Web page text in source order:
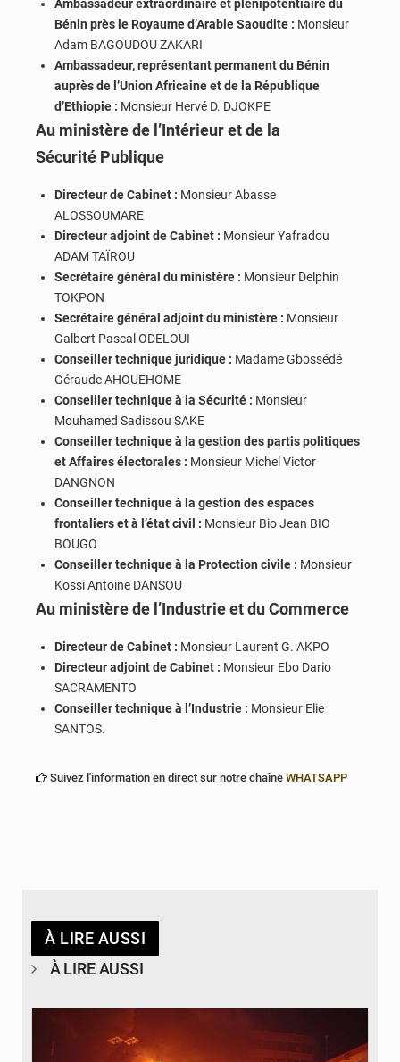
Ambassadeur extraordinaire et plénipotentiaire du
Bénin près le Royaume d’Arabie Saoudite : Monsieur
Adam BAGOUDOU ZAKARI
Ambassadeur, représentant permanent du Bénin
auprès de l’Union Africaine et de la République
d’Ethiopie : Monsieur Hervé D. DJOKPE
Au ministère de l’Intérieur et de la
Sécurité Publique
Directeur de Cabinet : Monsieur Abasse
ALOSSOUMARE
Directeur adjoint de Cabinet : Monsieur Yafradou
ADAM TAÏROU
Secrétaire général du ministère : Monsieur Delphin
TOKPON
Secrétaire général adjoint du ministère : Monsieur
Galbert Pascal ODELOUI
Conseiller technique juridique : Madame Gbossédé
Géraude AHOUEHOME
Conseiller technique à la Sécurité : Monsieur
Mouhamed Sadissou SAKE
Conseiller technique à la gestion des partis politiques
et Affaires électorales : Monsieur Michel Victor
DANGNON
Conseiller technique à la gestion des espaces
frontaliers et à l’état civil : Monsieur Bio Jean BIO
BOUGO
Conseiller technique à la Protection civile : Monsieur
Kossi Antoine DANSOU
Au ministère de l’Industrie et du Commerce
Directeur de Cabinet : Monsieur Laurent G. AKPO
Directeur adjoint de Cabinet : Monsieur Ebo Dario
SACRAMENTO
Conseiller technique à l’Industrie : Monsieur Elie
SANTOS.
Suivez l'information en direct sur notre chaîne WHATSAPP
À LIRE AUSSI
À LIRE AUSSI